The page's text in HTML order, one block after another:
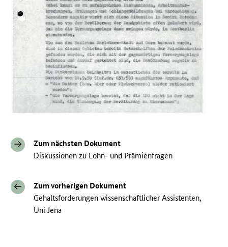
Zum nächsten Dokument
Diskussionen zu Lohn- und Prämienfragen
Zum vorherigen Dokument
Gehaltsforderungen wissenschaftlicher Assistenten,
Uni Jena